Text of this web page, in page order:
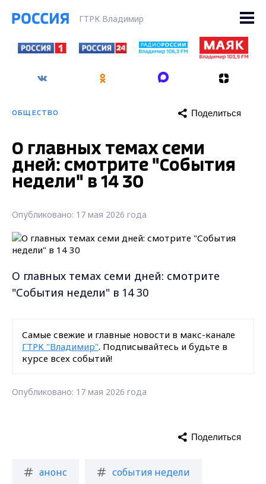
ГТРК Владимир
ОБЩЕСТВО Поделиться
О главных темах семи
дней: смотрите "События
недели" в 14 30
Опубликовано: 17 мая 2026 года
О главных темах семи дней: смотрите
"События недели" в 14 30
Самые свежие и главные новости в макс-канале
ГТРК "Владимир". Подписывайтесь и будьте в
курсе всех событий!
Опубликовано: 17 мая 2026 года
анонс события недели
Поделиться